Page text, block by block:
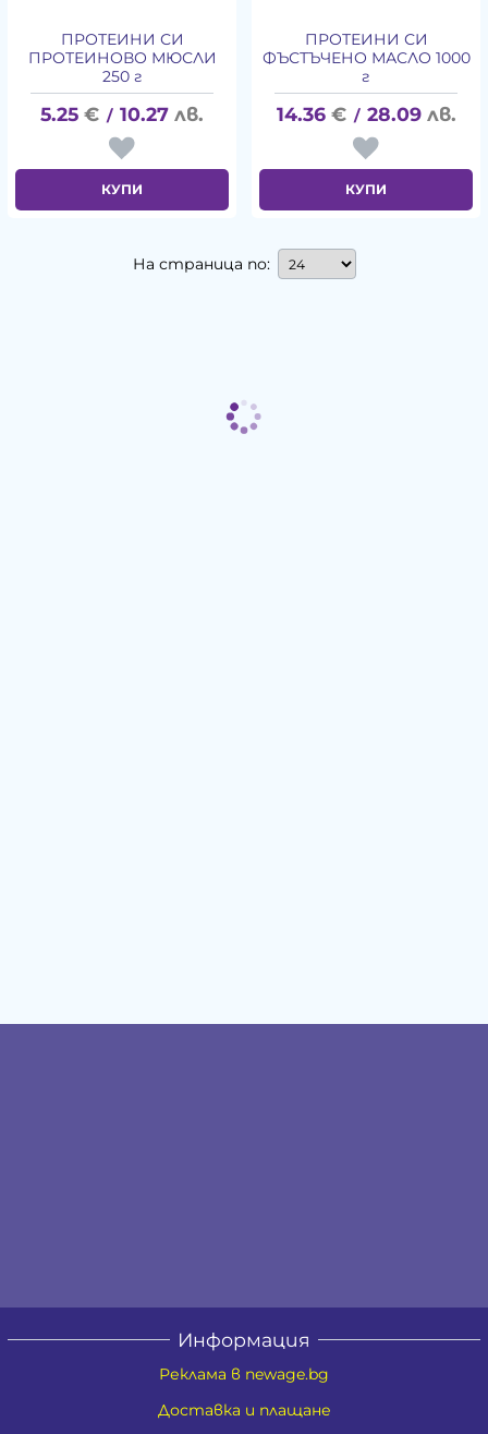
ПРОТЕИНИ СИ
ПРОТЕИНОВО МЮСЛИ
250 г
5.25 € / 10.27 лв.
КУПИ
ПРОТЕИНИ СИ
ФЪСТЪЧЕНО МАСЛО 1000
г
14.36 € / 28.09 лв.
КУПИ
На страница по:
Информация
Реклама в newage.bg
Доставка и плащане